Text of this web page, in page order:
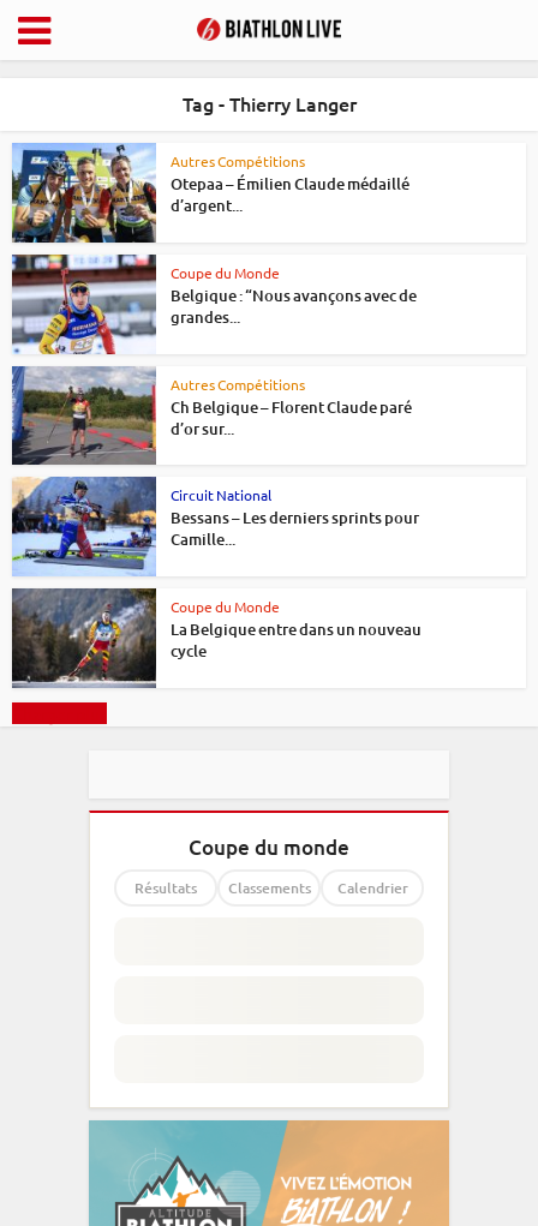
Tag - Thierry Langer
Autres Compétitions
Otepaa – Émilien Claude médaillé
d’argent...
Coupe du Monde
Belgique : “Nous avançons avec de
grandes...
Autres Compétitions
Ch Belgique – Florent Claude paré
d’or sur...
Circuit National
Bessans – Les derniers sprints pour
Camille...
Coupe du Monde
La Belgique entre dans un nouveau
cycle
Coupe du monde
Résultats Classements Calendrier